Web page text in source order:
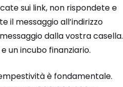
sui link, non rispondete e
il messaggio all’indirizzo
dalla vostra casella.
un incubo finanziario.
è fondamentale.